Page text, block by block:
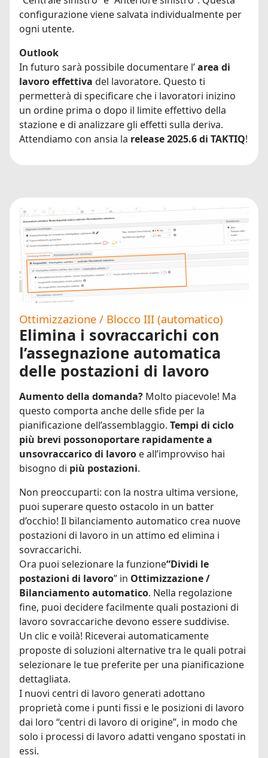
configurazione viene salvata individualmente per
ogni utente.
Outlook
In futuro sarà possibile documentare l’area di
lavoro effettiva del lavoratore. Questo ti
permetterà di specificare che i lavoratori inizino
un ordine prima o dopo il limite effettivo della
stazione e di analizzare gli effetti sulla deriva.
Attendiamo con ansia la release 2025.6 di TAKTIQ!
Ottimizzazione / Blocco III (automatico)
Elimina i sovraccarichi con
l’assegnazione automatica
delle postazioni di lavoro
Aumento della domanda? Molto piacevole! Ma
questo comporta anche delle sfide per la
pianificazione dell’assemblaggio. Tempi di ciclo
più brevi possonoportare rapidamente a
unsovraccarico di lavoro e all’improvviso hai
bisogno di più postazioni.
Non preoccuparti: con la nostra ultima versione,
puoi superare questo ostacolo in un batter
d’occhio! Il bilanciamento automatico crea nuove
postazioni di lavoro in un attimo ed elimina i
sovraccarichi.
Ora puoi selezionare la funzione“Dividi le
postazioni di lavoro” in Ottimizzazione /
Bilanciamento automatico. Nella regolazione
fine, puoi decidere facilmente quali postazioni di
lavoro sovraccariche devono essere suddivise.
Un clic e voilà! Riceverai automaticamente
proposte di soluzioni alternative tra le quali potrai
selezionare le tue preferite per una pianificazione
dettagliata.
I nuovi centri di lavoro generati adottano
proprietà come i punti fissi e le posizioni di lavoro
dai loro “centri di lavoro di origine”, in modo che
solo i processi di lavoro adatti vengano spostati in
essi.